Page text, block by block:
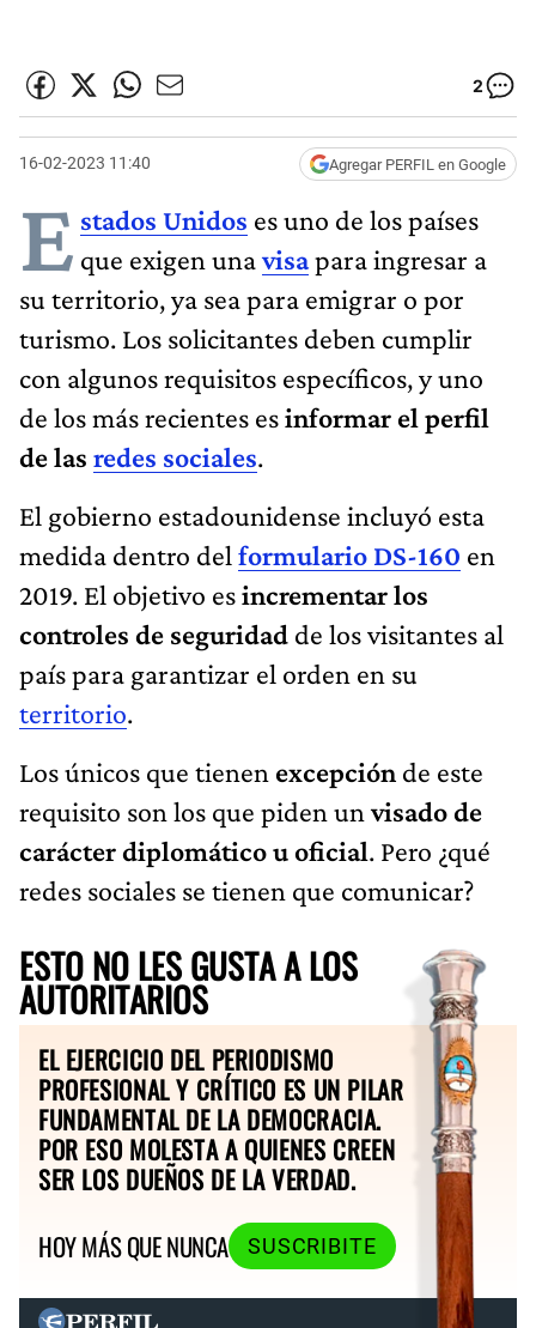
2
16-02-2023 11:40 Agregar PERFIL en Google
E stados Unidos es uno de los países
que exigen unavisapara ingresar a
su territorio, ya sea para emigrar o por
turismo. Los solicitantes deben cumplir
con algunos requisitos específicos, y uno
de los más recientes esinformar el perfil
de las redes sociales.
El gobierno estadounidense incluyó esta
medida dentro del formulario DS-160 en
2019. El objetivo esincrementar los
controles de seguridad de los visitantes al
país para garantizar el orden en su
territorio.
Los únicos que tienen excepción de este
requisito son los que piden unvisado de
carácter diplomático u oficial. Pero ¿qué
redes sociales se tienen que comunicar?
ESTO NO LES GUSTA A LOS
AUTORITARIOS
EL EJERCICIO DEL PERIODISMO
PROFESIONAL Y CRÍTICO ES UN PILAR
FUNDAMENTAL DE LA DEMOCRACIA.
POR ESO MOLESTA A QUIENES CREEN
SER LOS DUEÑOS DE LA VERDAD.
HOY MÁS QUE NUNCA
SUSCRIBITE